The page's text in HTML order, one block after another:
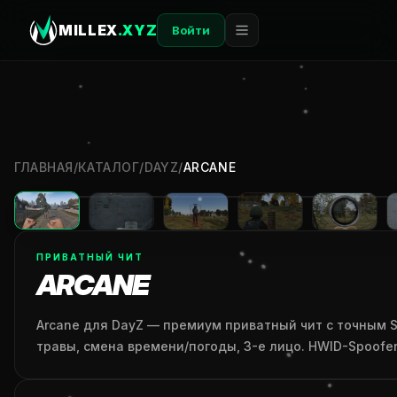
MILLEX.XYZ Войти
ГЛАВНАЯ/КАТАЛОГ/DAYZ/ARCANE
ПРИВАТНЫЙ ЧИТ
ARCANE
Arcane для DayZ — премиум приватный чит с точным
травы, смена времени/погоды, 3-е лицо. HWID-